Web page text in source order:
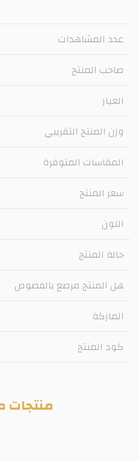
عدد المشاهدات
صاحب المنتج
العيار
وزن المنتج التقريبي
المقاسات المتوفرة
سعر المنتج
اللون
حالة المنتج
هل المنتج مرصع بالفصوص
الماركة
كود المنتج
منتجات